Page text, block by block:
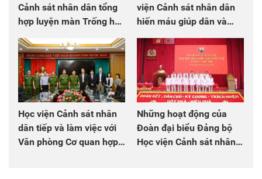
Cảnh sát nhân dân tổng
hợp luyện màn Trống hội
chào mừng Đại hội Đảng
viện Cảnh sát nhân dân
hiến máu giúp dân và
đồng đội
Học viện Cảnh sát nhân
dân tiếp và làm việc với
Văn phòng Cơ quan hợp
Những hoạt động của
Đoàn đại biểu Đảng bộ
Học viện Cảnh sát nhân